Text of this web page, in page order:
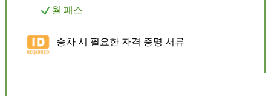
월 패스
승차 시 필요한 자격 증명 서류